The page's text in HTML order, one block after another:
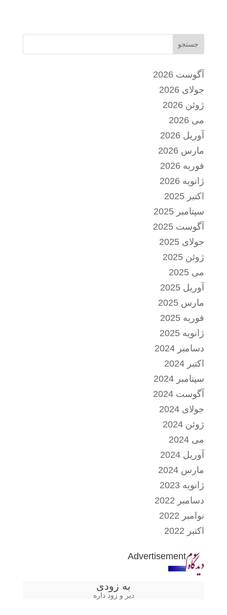
جستجو
آگوست 2026
جولای 2026
ژوئن 2026
می 2026
آوریل 2026
مارس 2026
فوریه 2026
ژانویه 2026
اکتبر 2025
سپتامبر 2025
آگوست 2025
جولای 2025
ژوئن 2025
می 2025
آوریل 2025
مارس 2025
فوریه 2025
ژانویه 2025
دسامبر 2024
اکتبر 2024
سپتامبر 2024
آگوست 2024
جولای 2024
ژوئن 2024
می 2024
آوریل 2024
مارس 2024
ژانویه 2023
دسامبر 2022
نوامبر 2022
اکتبر 2022
Advertisement
به زودی
دیر و زود داره